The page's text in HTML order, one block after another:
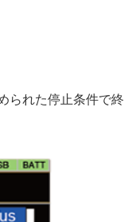
れた停止条件で終